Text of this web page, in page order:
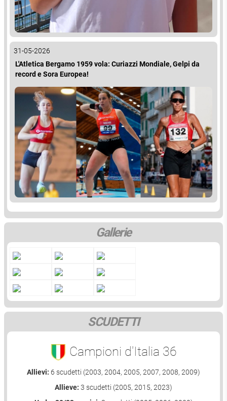
SCUDETTI
Campioni d'Italia 36
Allievi: 6 scudetti (2003, 2004, 2005, 2007, 2008, 2009)
Allieve: 3 scudetti (2005, 2015, 2023)
31-05-2026
L'Atletica Bergamo 1959 vola: Curiazzi Mondiale, Gelpi da
record e Sora Europea!
Gallerie